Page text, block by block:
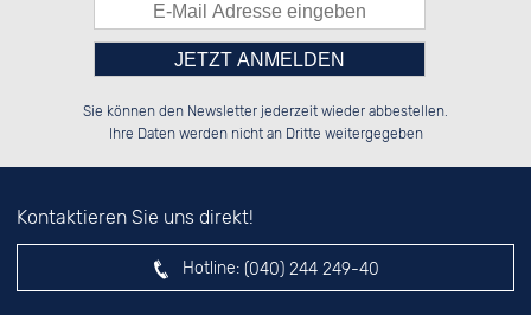
██████░░░░████░░░░░░██░░██████░░
░░░░██░░░░░░██░░░░░░██░░░░░░██░░
das nebenstehende Feld ein.
Sie können den Newsletter jederzeit wieder abbestellen.
Ihre Daten werden nicht an Dritte weitergegeben
Kontaktieren Sie uns direkt!
Hotline: (040) 244 249-40